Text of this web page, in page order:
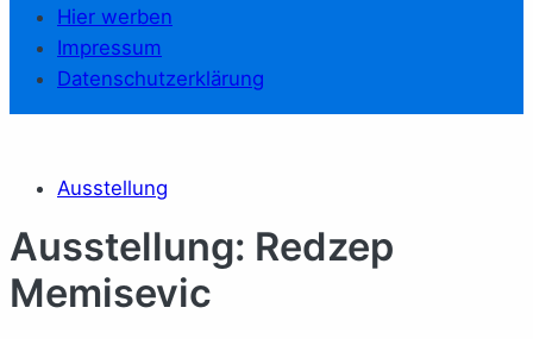
Hier werben
Impressum
Datenschutzerklärung
Ausstellung
Ausstellung: Redzep
Memisevic